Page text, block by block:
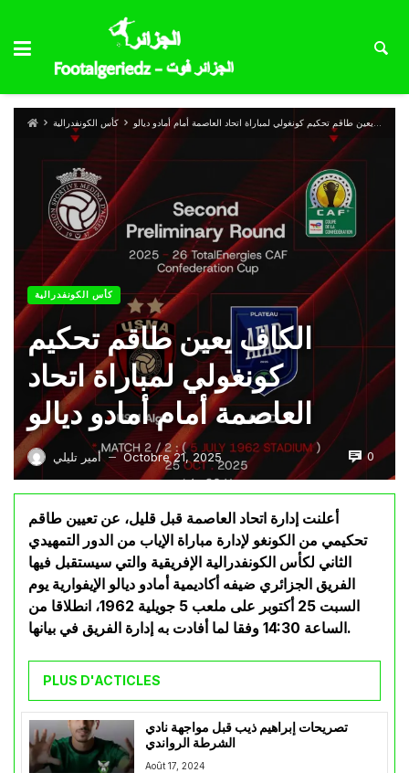
كأس الكونفدرالية الكاف يعين طاقم تحكيم كونغولي لمباراة اتحاد العاصمة أمام أمادو ديالو
كأس الكونفدرالية
الكاف يعين طاقم تحكيم
كونغولي لمباراة اتحاد
العاصمة أمام أمادو ديالو
أمير تليلي — Octobre 21, 2025 0
أعلنت إدارة اتحاد العاصمة قبل قليل، عن تعيين طاقم
تحكيمي من الكونغو لإدارة مباراة الإياب من الدور التمهيدي
الثاني لكأس الكونفدرالية الإفريقية والتي سيستقبل فيها
الفريق الجزائري ضيفه أكاديمية أمادو ديالو الإيفوارية يوم
السبت 25 أكتوبر على ملعب 5 جويلية 1962، انطلاقا من
الساعة 14:30 وفقا لما أفادت به إدارة الفريق في بيانها.
PLUS D'ACTICLES
تصريحات إبراهيم ذيب قبل مواجهة نادي
الشرطة الرواندي
Août 17, 2024